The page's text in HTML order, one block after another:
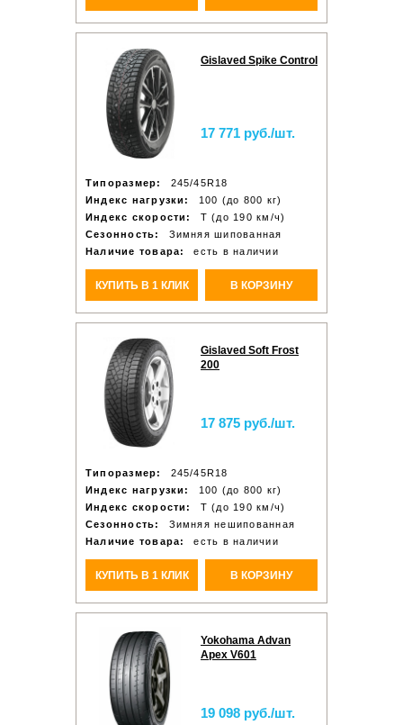
Gislaved Spike Control
17 771 руб./шт.
Типоразмер:
245/45R18
Индекс нагрузки:
100 (до 800 кг)
Индекс скорости:
T (до 190 км/ч)
Сезонность:
Зимняя шипованная
Наличие товара:
есть в наличии
КУПИТЬ В 1 КЛИК В КОРЗИНУ
Gislaved Soft Frost
200
17 875 руб./шт.
Типоразмер:
245/45R18
Индекс нагрузки:
100 (до 800 кг)
Индекс скорости:
T (до 190 км/ч)
Сезонность:
Зимняя нешипованная
Наличие товара:
есть в наличии
КУПИТЬ В 1 КЛИК В КОРЗИНУ
Yokohama Advan
Apex V601
19 098 руб./шт.